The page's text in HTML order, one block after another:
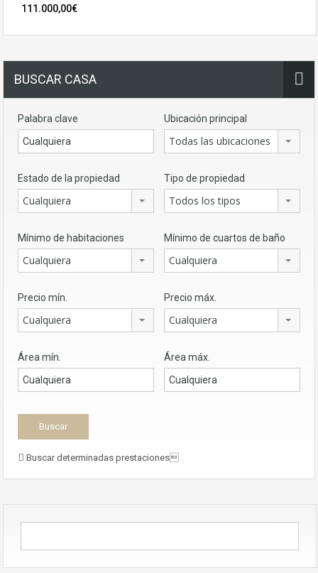
111.000,00€
BUSCAR CASA
Palabra clave Ubicación principal
Todas las ubicaciones
Estado de la propiedad
Cualquiera
Tipo de propiedad
Todos los tipos
Mínimo de habitaciones
Cualquiera
Mínimo de cuartos de baño
Cualquiera
Precio mín.
Cualquiera
Precio máx.
Cualquiera
Área mín. Área máx.
Buscar determinadas prestaciones